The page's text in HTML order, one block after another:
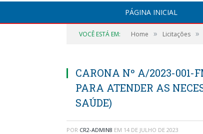
PÁGINA INICIAL
VOCÊ ESTÁ EM: Home » Licitações »
CARONA Nº A/2023-001-
PARA ATENDER AS
SAÚDE)
POR CR2-ADMIN8 EM 14 DE JULHO DE 2023